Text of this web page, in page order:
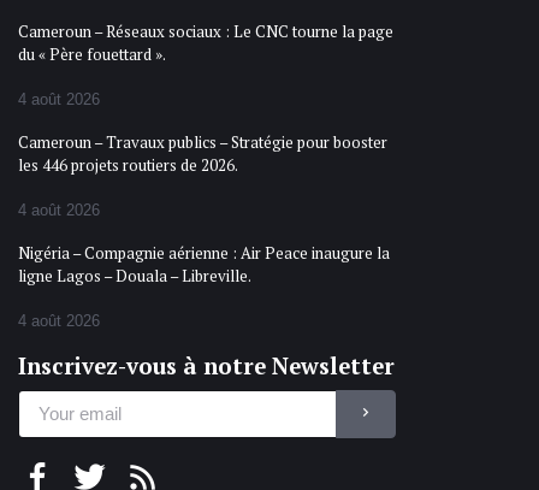
Cameroun – Réseaux sociaux : Le CNC tourne la page
du « Père fouettard ».
4 août 2026
Cameroun – Travaux publics – Stratégie pour booster
les 446 projets routiers de 2026.
4 août 2026
Nigéria – Compagnie aérienne : Air Peace inaugure la
ligne Lagos – Douala – Libreville.
4 août 2026
Inscrivez-vous à notre Newsletter